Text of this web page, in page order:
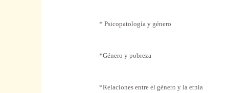
* Psicopatología y género
*Género y pobreza
*Relaciones entre el género y la etnia